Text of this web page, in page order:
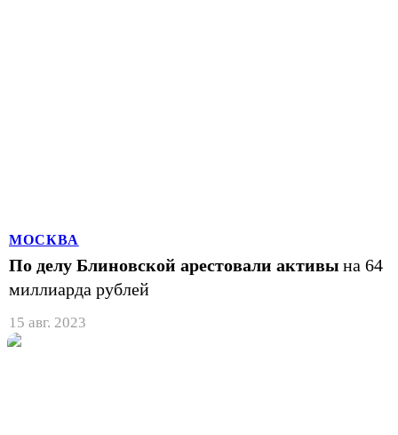
МОСКВА
По делу Блиновской арестовали активы на 64
миллиарда рублей
15 авг. 2023